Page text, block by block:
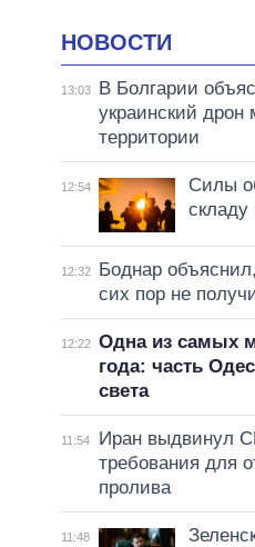
НОВОСТИ
13:03
В Болгарии
украинский дрон
территории
12:54
Силы
складу
12:32
Боднар
сих пор не
12:22 Одна из самых
года: часть
света
11:54
Иран выдвинул
требования для
пролива
11:48